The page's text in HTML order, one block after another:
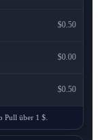
$0.50
$0.00
$0.50
Pull über 1 $.